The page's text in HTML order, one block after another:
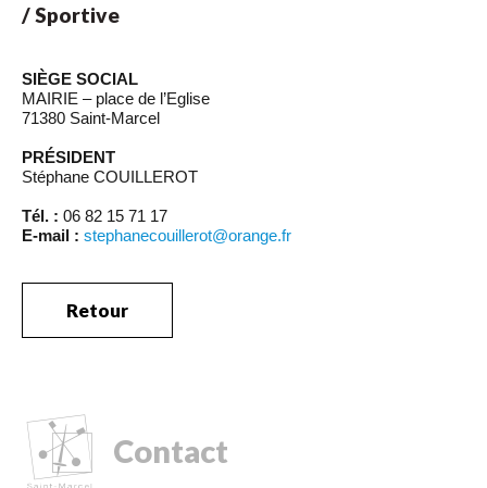
/ Sportive
SIÈGE SOCIAL
MAIRIE – place de l’Eglise
71380 Saint-Marcel
PRÉSIDENT
Stéphane COUILLEROT
Tél. : 06 82 15 71 17
E-mail : stephanecouillerot@orange.fr
Retour
Contact